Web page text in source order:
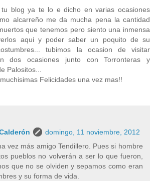
tu blog ya te lo e dicho en varias ocasiones
alcarreño me da mucha pena la cantidad
que tenemos pero siento una inmensa
aqui y poder saber un poquito de su
tubimos la ocasion de visitar
dos ocasiones junto con Torronteras y
Palositos...
Felicidades una vez mas!!
domingo, 11 noviembre, 2012
vez más amigo Tendillero. Pues si hombre
pueblos no volverán a ser lo que fueron,
que no se olviden y sepamos como eran
y su forma de vida.